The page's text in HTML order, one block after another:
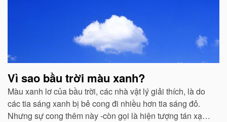
Vì sao bầu trời màu xanh?
Màu xanh lơ của bầu trời, các nhà vật lý giải thích, là do
các tia sáng xanh bị bẻ cong đi nhiều hơn tia sáng đỏ.
Nhưng sự cong thêm này -còn gọi là hiện tượng tán xạ -